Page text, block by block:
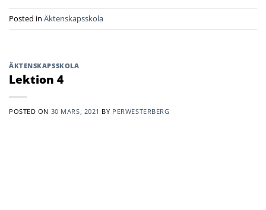
Posted in Äktenskapsskola
ÄKTENSKAPSSKOLA
Lektion 4
POSTED ON 30 MARS, 2021 BY PERWESTERBERG